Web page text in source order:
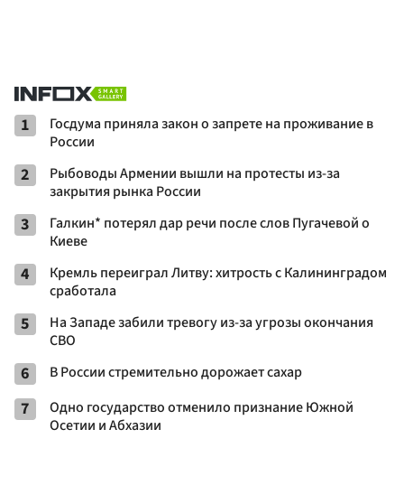
1
Госдума приняла закон о запрете на проживание в
России
2
Рыбоводы Армении вышли на протесты из-за
закрытия рынка России
3
Галкин* потерял дар речи после слов Пугачевой о
Киеве
4
Кремль переиграл Литву: хитрость с Калининградом
сработала
5
На Западе забили тревогу из-за угрозы окончания
СВО
6 В России стремительно дорожает сахар
7
Одно государство отменило признание Южной
Осетии и Абхазии